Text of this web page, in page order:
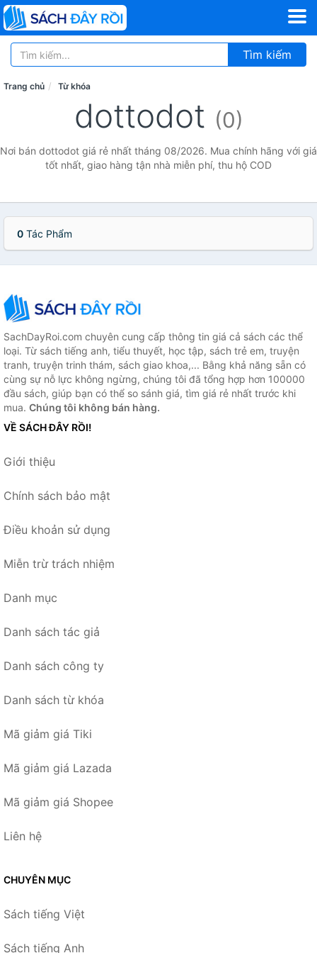
Tìm kiếm
Trang chủ Từ khóa
dottodot (0)
Nơi bán dottodot giá rẻ nhất tháng 08/2026. Mua chính hãng với giá
tốt nhất, giao hàng tận nhà miễn phí, thu hộ COD
0 Tác Phẩm
SachDayRoi.com chuyên cung cấp thông tin giá cả sách các thể
loại. Từ sách tiếng anh, tiểu thuyết, học tập, sách trẻ em, truyện
tranh, truyện trinh thám, sách giao khoa,... Bằng khả năng sẵn có
cùng sự nỗ lực không ngừng, chúng tôi đã tổng hợp hơn 100000
đầu sách, giúp bạn có thể so sánh giá, tìm giá rẻ nhất trước khi
mua. Chúng tôi không bán hàng.
VỀ SÁCH ĐÂY RỒI!
Giới thiệu
Chính sách bảo mật
Điều khoản sử dụng
Miễn trừ trách nhiệm
Danh mục
Danh sách tác giả
Danh sách công ty
Danh sách từ khóa
Mã giảm giá Tiki
Mã giảm giá Lazada
Mã giảm giá Shopee
Liên hệ
CHUYÊN MỤC
Sách tiếng Việt
Sách tiếng Anh